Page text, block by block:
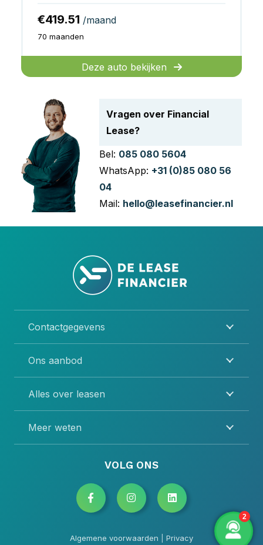
€419.51 /maand
70 maanden
Deze auto bekijken
Vragen over Financial
Lease?
Bel: 085 080 5604
WhatsApp: +31 (0)85 080 56
04
Mail: hello@leasefinancier.nl
Contactgegevens
Ons aanbod
Alles over leasen
Meer weten
VOLG ONS
Algemene voorwaarden Privacy